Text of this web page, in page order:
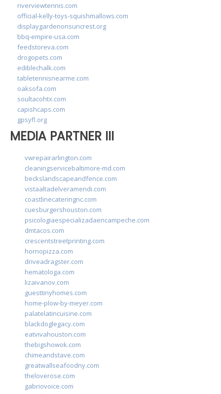
riverviewtennis.com
official-kelly-toys-squishmallows.com
displaygardenonsuncrest.org
bbq-empire-usa.com
feedstoreva.com
drogopets.com
ediblechalk.com
tabletennisnearme.com
oaksofa.com
soultacohtx.com
capishcaps.com
gpsyfl.org
MEDIA PARTNER III
vwrepairarlington.com
cleaningservicebaltimore-md.com
beckslandscapeandfence.com
vistaaltadelveramendi.com
coastlinecateringnc.com
cuesburgershouston.com
psicologiaespecializadaencampeche.com
dmtacos.com
crescentstreetprinting.com
hornopizza.com
driveadragster.com
hematologa.com
lizaivanov.com
guesttinyhomes.com
home-plow-by-meyer.com
palatelatincuisine.com
blackdoglegacy.com
eatvivahouston.com
thebigshowok.com
chimeandstave.com
greatwallseafoodny.com
theloverose.com
gabriovoice.com